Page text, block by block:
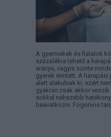
A gyermekek és fiatalok
százalékra tehető a
aránya, vagyis szinte
gyerek érintett. A
alatt alakulnak ki, ezért
gyakran csak akkor
sokkal nehezebb
beavatkozni. Fogorvos